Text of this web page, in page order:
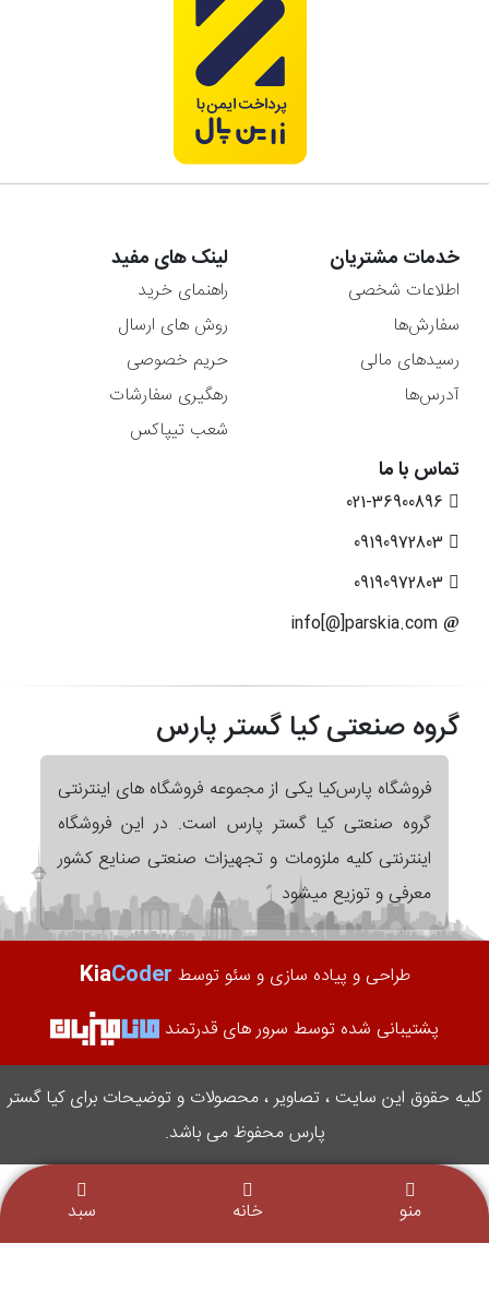
خدمات مشتریان
اطلاعات شخصی
سفارش‌ها
رسیدهای مالی
آدرس‌ها
لینک های مفید
راهنمای خرید
روش های ارسال
حریم خصوصی
رهگیری سفارشات
شعب تیپاکس
تماس با ما
گروه صنعتی کیا گستر پارس
فروشگاه پارس‌کیا یکی از مجموعه فروشگاه های اینترنتی
گروه صنعتی کیا گستر پارس است. در این فروشگاه
اینترنتی کلیه ملزومات و تجهیزات صنعتی صنایع کشور
معرفی و توزیع میشود
طراحی و پیاده سازی و سئو توسط KiaCoder
پشتیبانی شده توسط سرور های قدرتمند
کلیه حقوق این سایت ، تصاویر ، محصولات و توضیحات برای کیا گستر
پارس محفوظ می باشد.
منو خانه سبد